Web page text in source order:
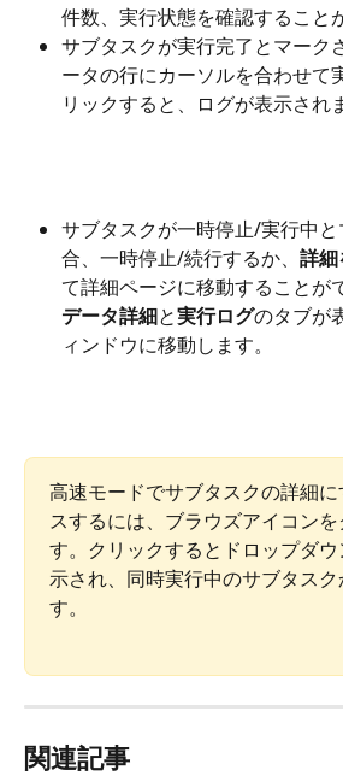
件数、実行状態を確認すること
サブタスクが実行完了とマーク
ータの行にカーソルを合わせて
リックすると、ログが表示され
サブタスクが一時停止/実行中
合、一時停止/続行するか、 詳細
て詳細ページに移動することが
データ詳細と実行ログのタブが
ィンドウに移動します。
高速モードでサブタスクの詳細
スするには、ブラウズアイコンを
す。クリックするとドロップダ
示され、同時実行中のサブタスク
す。
関連記事